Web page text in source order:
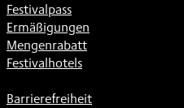
Festivalpass
Ermäßigungen
Mengenrabatt
Festivalhotels
Barrierefreiheit